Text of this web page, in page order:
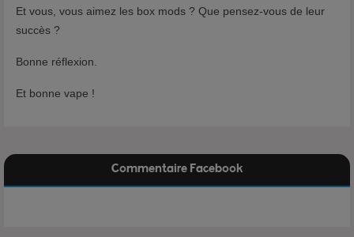
Et vous, vous aimez les box mods ? Que pensez-vous de leur
succès ?
Bonne réflexion.
Et bonne vape !
Commentaire Facebook